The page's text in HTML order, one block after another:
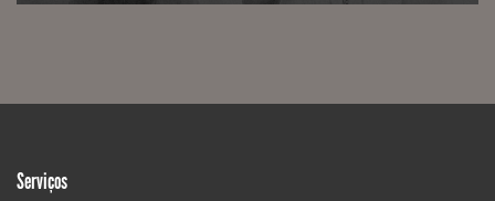
Serviços